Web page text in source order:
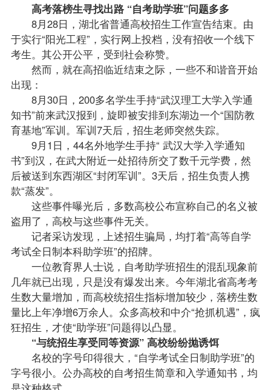
高考落榜生寻找出路 “自考助学班”问题多多
8月28日，湖北省普通高校招生工作宣告结束。由
于实行“阳光工程”，实行网上投档，没有招收一个线下
考生。其公开公平，受到社会称赞。
然而，就在高招临近结束之际，一些不和谐音开始
出现：
8月30日，200多名学生手持“武汉理工大学入学通
知书”前来武汉报到，旋即被安排到东湖边一个“国防教
育基地”军训。军训7天后，招生老师突然失踪。
9月1日，44名外地学生手持“ 武汉大学入学通知
书”到汉，在武大附近一处招待所交了数千元学费，然
后被送到东西湖区“封闭军训”。3天后，招生负责人携
款“蒸发”。
这些事件曝光后，多数高校公布宣称自己的名义被
盗用了，高校与这些事件无关。
记者采访发现，上述招生骗局，均打着“高等自学
考试全日制本科助学班”的招牌。
一位教育界人士说，自考助学班招生的混乱现象前
几年就已出现，只是没有爆发出来。今年湖北省高考考
生数大量增加，而高校统招生指标增加较少，落榜生数
量比上年净增6万余人。众多高校和中介“抢抓机遇”，疯
狂招生，才使“助学班”问题得以凸显。
“与统招生享受同等资源” 高校纷纷抛诱饵
名校的字号印得很大，“自学考试全日制助学班”的
字号很小。公办高校的自考招生简章和入学通知书，均